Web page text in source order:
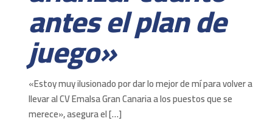
antes el plan de
juego»
«Estoy muy ilusionado por dar lo mejor de mí para volver a
llevar al CV Emalsa Gran Canaria a los puestos que se
merece», asegura el[…]